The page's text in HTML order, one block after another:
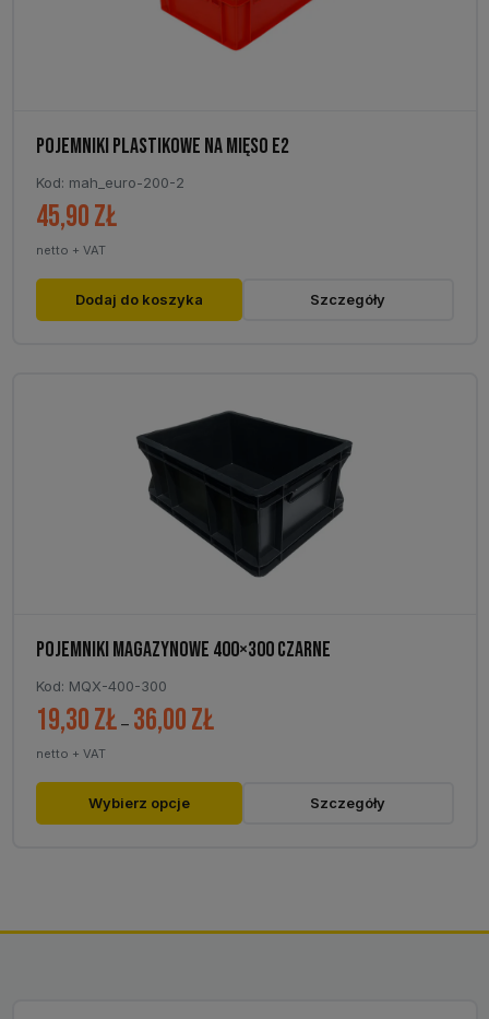
POJEMNIKI PLASTIKOWE NA MIĘSO E2
Kod: mah_euro-200-2
45,90zł
netto + VAT
Dodaj do koszyka Szczegóły
POJEMNIKI MAGAZYNOWE 400×300 CZARNE
Kod: MQX-400-300
19,30zł – 36,00zł
19,30 zł
netto + VAT
Wybierz opcje
Ten
produkt
można
Szczegóły